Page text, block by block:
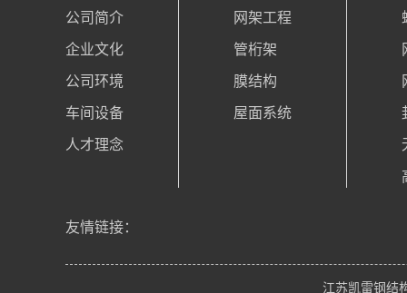
公司简介
企业文化
公司环境
车间设备
人才理念
网架工程
管桁架
膜结构
屋面系统
友情链接：
江苏凯雷钢结